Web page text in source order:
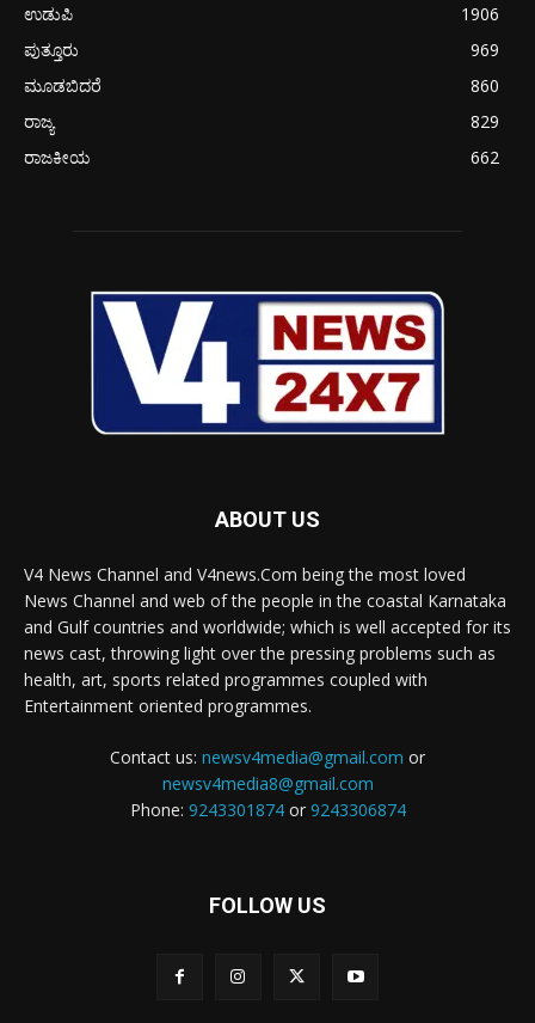
ಉಡುಪಿ
1906
ಪುತ್ತೂರು
969
ಮೂಡಬಿದರೆ
860
ರಾಜ್ಯ
829
ರಾಜಕೀಯ
662
ABOUT US
V4 News Channel and V4news.Com being the most loved
News Channel and web of the people in the coastal Karnataka
and Gulf countries and worldwide; which is well accepted for its
news cast, throwing light over the pressing problems such as
health, art, sports related programmes coupled with
Entertainment oriented programmes.
Contact us: newsv4media@gmail.com or
newsv4media8@gmail.com
Phone: 9243301874or 9243306874
FOLLOW US